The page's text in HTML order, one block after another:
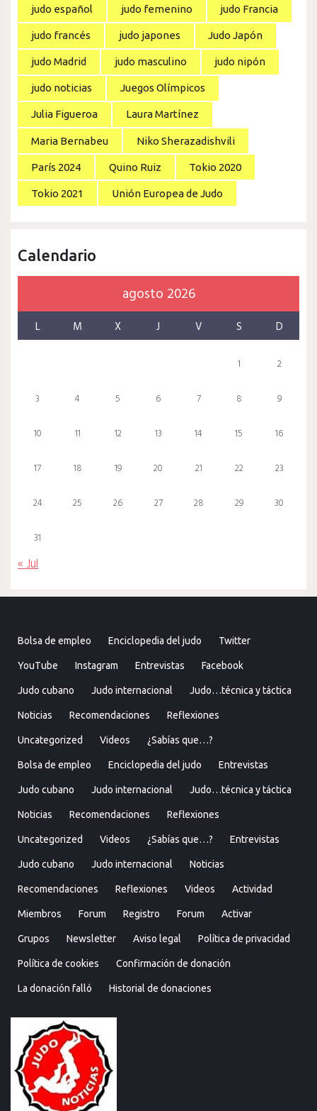
judo español judo femenino judo Francia
judo francés judo japones Judo Japón
judo Madrid judo masculino judo nipón
judo noticias Juegos Olímpicos
Julia Figueroa Laura Martínez
Maria Bernabeu Niko Sherazadishvili
París 2024 Quino Ruiz Tokio 2020
Tokio 2021 Unión Europea de Judo
Calendario
agosto 2026
L M X J V S D
1 2
3 4 5 6 7 8 9
10 11 12 13 14 15 16
17 18 19 20 21 22 23
24 25 26 27 28 29 30
31
« Jul
Bolsa de empleo Enciclopedia del judo Twitter
YouTube Instagram Entrevistas Facebook
Judo cubano Judo internacional Judo…técnica y táctica
Noticias Recomendaciones Reflexiones
Uncategorized Videos ¿Sabías que…?
Bolsa de empleo Enciclopedia del judo Entrevistas
Judo cubano Judo internacional Judo…técnica y táctica
Noticias Recomendaciones Reflexiones
Uncategorized Videos ¿Sabías que…? Entrevistas
Judo cubano Judo internacional Noticias
Recomendaciones Reflexiones Videos Actividad
Miembros Forum Registro Forum Activar
Grupos Newsletter Aviso legal Política de privacidad
Política de cookies Confirmación de donación
La donación falló Historial de donaciones